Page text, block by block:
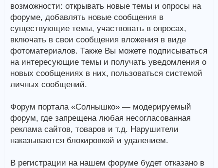
возможности: открывать новые темы и опросы на
форуме, добавлять новые сообщения в
существующие темы, участвовать в опросах,
включать в свои сообщения вложения в виде
фотоматериалов. Также Вы можете подписываться
на интересующие темы и получать уведомления о
новых сообщениях в них, пользоваться системой
личных сообщений.
Форум портала «Солнышко» — модерируемый
форум, где запрещена любая несогласованная
реклама сайтов, товаров и т.д. Нарушители
наказываются блокировкой и удалением.
В регистрации на нашем форуме будет отказано в